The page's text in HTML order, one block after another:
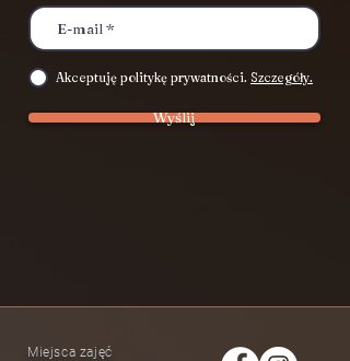
Akceptuję politykę prywatności. Szczegóły.
Wyślij
Miejsca zajęć